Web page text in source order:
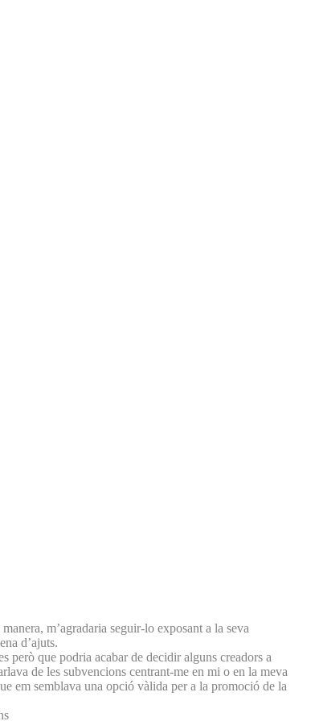
m’agradaria seguir-lo exposant a la seva
d’ajuts.
però que podria acabar de decidir alguns creadors a
de les subvencions centrant-me en mi o en la meva
em semblava una opció vàlida per a la promoció de la